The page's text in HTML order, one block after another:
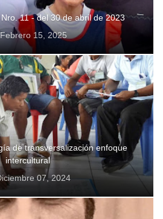
11 - del 30 de abril de 2023
Febrero 15, 2025
de transversalización enfoque
intercultural
07, 2024